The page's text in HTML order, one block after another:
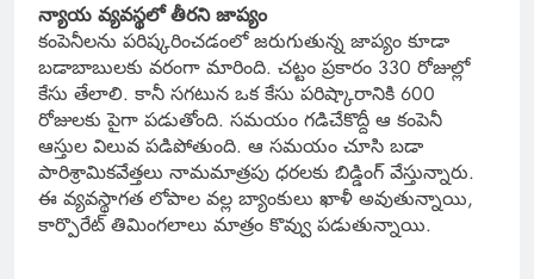
న్యాయ వ్యవస్థలో తీరని జాప్యం
కంపెనీలను పరిష్కరించడంలో జరుగుతున్న జాప్యం కూడా
బడాబాబులకు వరంగా మారింది. చట్టం ప్రకారం 330 రోజుల్లో
కేసు తేలాలి. కానీ సగటున ఒక కేసు పరిష్కారానికి 600
రోజులకు పైగా పడుతోంది. సమయం గడిచేకొద్దీ ఆ కంపెనీ
ఆస్తుల విలువ పడిపోతుంది. ఆ సమయం చూసి బడా
పారిశ్రామికవేత్తలు నామమాత్రపు ధరలకు బిడ్డింగ్ వేస్తున్నారు.
ఈ వ్యవస్థాగత లోపాల వల్ల బ్యాంకులు ఖాళీ అవుతున్నాయి,
కార్పొరేట్ తిమింగలాలు మాత్రం కొవ్వు పడుతున్నాయి.